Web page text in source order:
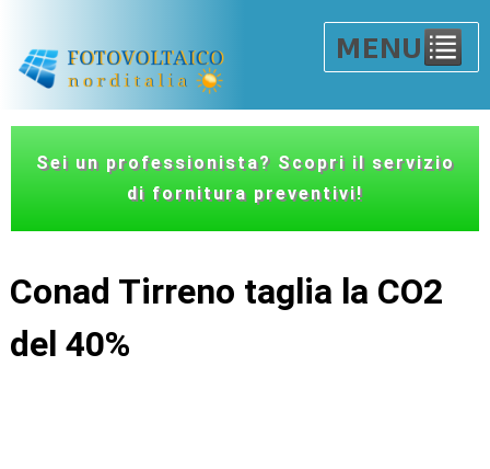
Sei un professionista? Scopri il servizio
di fornitura preventivi!
Conad Tirreno taglia la CO2
del 40%